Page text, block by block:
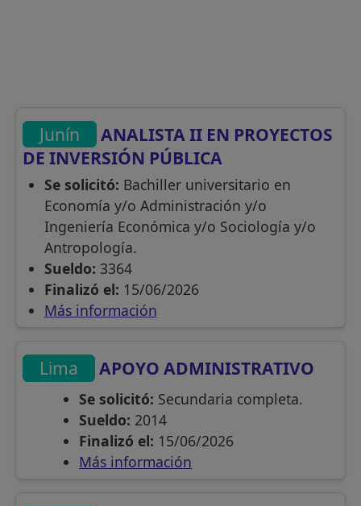
Junín
ANALISTA II EN PROYECTOS
DE INVERSIÓN PÚBLICA
Se solicitó: Bachiller universitario en
Economía y/o Administración y/o
Ingeniería Económica y/o Sociología y/o
Antropología.
Sueldo: 3364
Finalizó el: 15/06/2026
Más información
Lima APOYO ADMINISTRATIVO
Se solicitó: Secundaria completa.
Sueldo: 2014
Finalizó el: 15/06/2026
Más información